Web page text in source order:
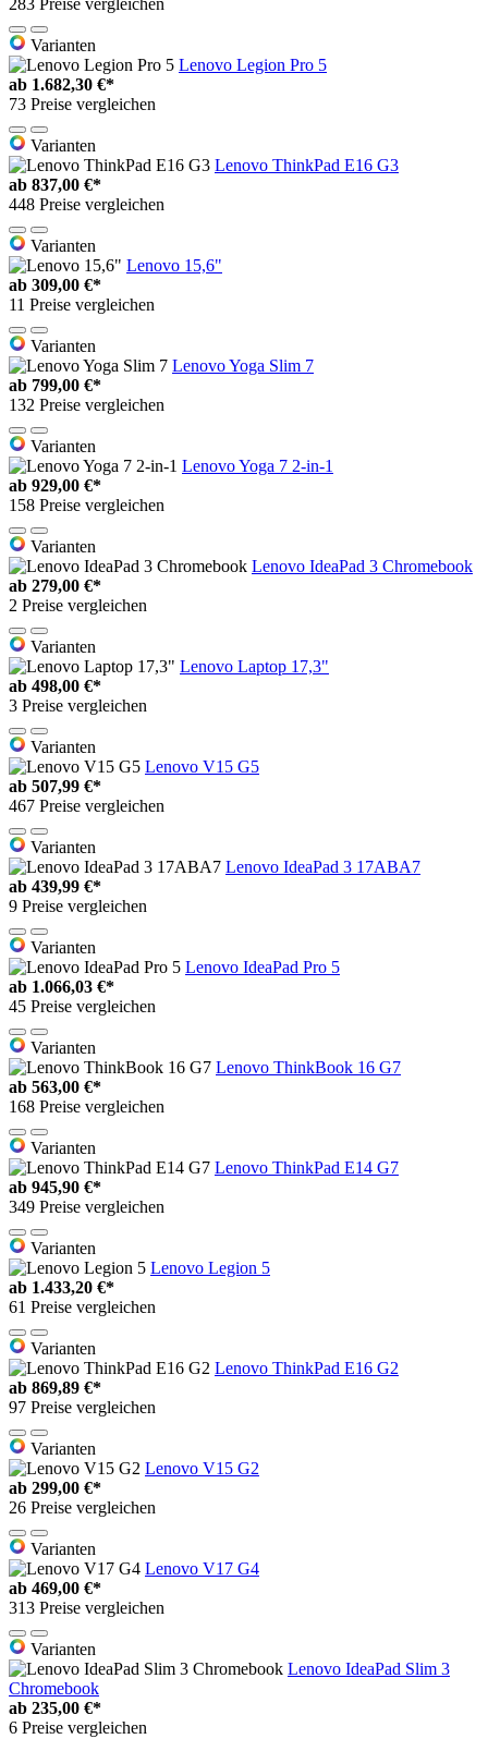
283 Preise vergleichen
Varianten
Lenovo Legion Pro 5
ab 1.682,30 €*
73 Preise vergleichen
Varianten
Lenovo ThinkPad E16 G3
ab 837,00 €*
448 Preise vergleichen
Varianten
Lenovo 15,6"
ab 309,00 €*
11 Preise vergleichen
Varianten
Lenovo Yoga Slim 7
ab 799,00 €*
132 Preise vergleichen
Varianten
Lenovo Yoga 7 2-in-1
ab 929,00 €*
158 Preise vergleichen
Varianten
Lenovo IdeaPad 3 Chromebook
ab 279,00 €*
2 Preise vergleichen
Varianten
Lenovo Laptop 17,3"
ab 498,00 €*
3 Preise vergleichen
Varianten
Lenovo V15 G5
ab 507,99 €*
467 Preise vergleichen
Varianten
Lenovo IdeaPad 3 17ABA7
ab 439,99 €*
9 Preise vergleichen
Varianten
Lenovo IdeaPad Pro 5
ab 1.066,03 €*
45 Preise vergleichen
Varianten
Lenovo ThinkBook 16 G7
ab 563,00 €*
168 Preise vergleichen
Varianten
Lenovo ThinkPad E14 G7
ab 945,90 €*
349 Preise vergleichen
Varianten
Lenovo Legion 5
ab 1.433,20 €*
61 Preise vergleichen
Varianten
Lenovo ThinkPad E16 G2
ab 869,89 €*
97 Preise vergleichen
Varianten
Lenovo V15 G2
ab 299,00 €*
26 Preise vergleichen
Varianten
Lenovo V17 G4
ab 469,00 €*
313 Preise vergleichen
Varianten
Lenovo IdeaPad Slim 3
Chromebook
ab 235,00 €*
6 Preise vergleichen